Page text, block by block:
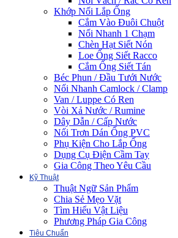
Khớp Nối Lắp Ống
Cắm Vào Đuôi Chuột
Nối Nhanh 1 Chạm
Chèn Hạt Siết Nón
Loe Ống Siết Racco
Cắm Ống Siết Tán
Béc Phun / Đầu Tưới Nước
Nối Nhanh Camlock / Clamp
Van / Luppe Có Ren
Vòi Xả Nước / Rumine
Dây Dẫn / Cấp Nước
Nối Trơn Dán Ống PVC
Phụ Kiện Cho Lắp Ống
Dụng Cụ Điện Cầm Tay
Gia Công Theo Yêu Cầu
Kỹ Thuật
Thuật Ngữ Sản Phẩm
Chia Sẻ Mẹo Vặt
Tìm Hiểu Vật Liệu
Phương Pháp Gia Công
Tiêu Chuẩn